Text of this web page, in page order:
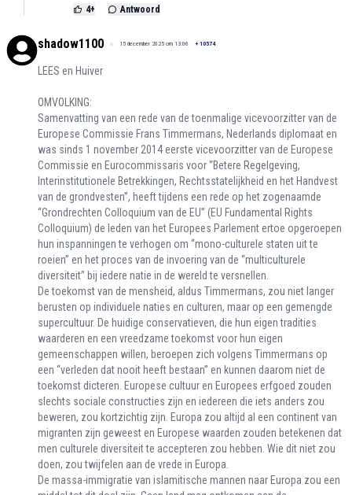
4+ Antwoord
shadow1100 15 december 2025 om 13:06 + 10574
LEES en Huiver
OMVOLKING:
Samenvatting van een rede van de toenmalige vicevoorzitter van de
Europese Commissie Frans Timmermans, Nederlands diplomaat en
was sinds 1 november 2014 eerste vicevoorzitter van de Europese
Commissie en Eurocommissaris voor “Betere Regelgeving,
Interinstitutionele Betrekkingen, Rechtsstatelijkheid en het Handvest
van de grondvesten”, heeft tijdens een rede op het zogenaamde
“Grondrechten Colloquium van de EU” (EU Fundamental Rights
Colloquium) de leden van het Europees Parlement ertoe opgeroepen
hun inspanningen te verhogen om “mono-culturele staten uit te
roeien” en het proces van de invoering van de “multiculturele
diversiteit” bij iedere natie in de wereld te versnellen.
De toekomst van de mensheid, aldus Timmermans, zou niet langer
berusten op individuele naties en culturen, maar op een gemengde
supercultuur. De huidige conservatieven, die hun eigen tradities
waarderen en een vreedzame toekomst voor hun eigen
gemeenschappen willen, beroepen zich volgens Timmermans op
een “verleden dat nooit heeft bestaan” en kunnen daarom niet de
toekomst dicteren. Europese cultuur en Europees erfgoed zouden
slechts sociale constructies zijn en iedereen die iets anders zou
beweren, zou kortzichtig zijn. Europa zou altijd al een continent van
migranten zijn geweest en Europese waarden zouden betekenen dat
men culturele diversiteit te accepteren zou hebben. Wie dit niet zou
doen, zou twijfelen aan de vrede in Europa.
De massa-immigratie van islamitische mannen naar Europa zou een